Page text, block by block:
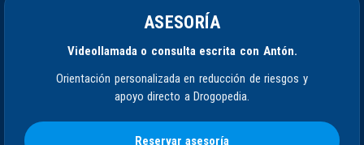
ASESORÍA
Videollamada o consulta escrita con Antón.
Orientación personalizada en reducción de riesgos y
apoyo directo a Drogopedia.
Reservar asesoría